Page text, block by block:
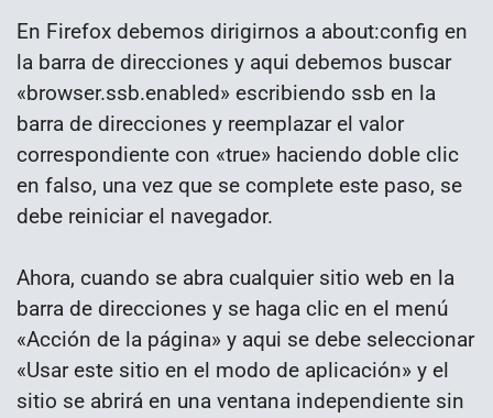
En Firefox debemos dirigirnos a about:config en
la barra de direcciones y aqui debemos buscar
«browser.ssb.enabled» escribiendo ssb en la
barra de direcciones y reemplazar el valor
correspondiente con «true» haciendo doble clic
en falso, una vez que se complete este paso, se
debe reiniciar el navegador.
Ahora, cuando se abra cualquier sitio web en la
barra de direcciones y se haga clic en el menú
«Acción de la página» y aqui se debe seleccionar
«Usar este sitio en el modo de aplicación» y el
sitio se abrirá en una ventana independiente sin